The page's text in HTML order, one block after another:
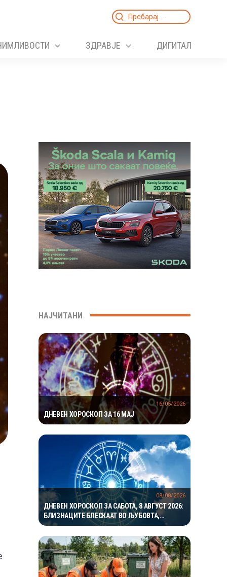
Search
ЗДРАВЈЕ ДИГИТАЛ
НАЈЧИТАНИ
ДНЕВЕН ХОРОСКОП ЗА 16 МАЈ
16/05/2026
ДНЕВЕН ХОРОСКОП ЗА САБОТА, 8 АВГУСТ 2026:
БЛИЗНАЦИТЕ БЛЕСКААТ ВО ЉУБОВТА,
РАКОВИТЕ ВО КАРИЕРАТА, А ВАГИТЕ ИМААТ
ОДЛИЧЕН ДЕН ЗА ХАРМОНИЈА
08/08/2026